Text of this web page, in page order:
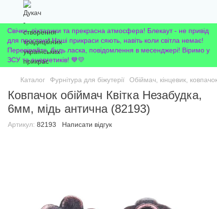
Свічки, ліхтарики та прекрасна атмосфера! Блекаут - не привід
для простою! Наші прикраси сяють, навіть коли світла немає!
Перевіряйте, будь ласка, повідомлення в месенджері! Віримо у
ЗСУ та енергетиків! 💙💛
Каталог Фурнітура для біжутерії Обіймач, кінцевик,
Ковпачок обіймач Квітка Незабудка,
6мм, мідь антична (82193)
Артикул: 82193 Написати відгук